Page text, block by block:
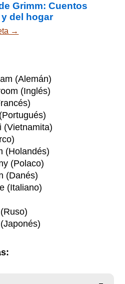
Grimm: Cuentos
del hogar
→
(Alemán)
(Inglés)
(Portugués)
(Vietnamita)
(Holandés)
(Polaco)
(Danés)
(Italiano)
(Ruso)
(Japonés)